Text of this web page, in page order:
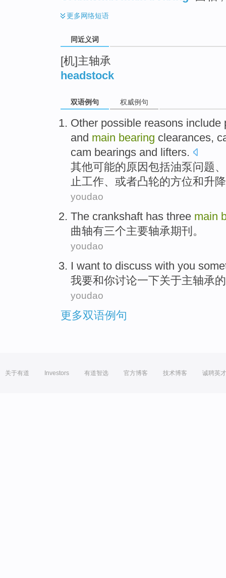
更多网络短语
同近义词
[机]主轴承
headstock
双语例句 权威例句
Other possible reasons include
and main bearing clearances,
cam bearings and lifters.
其他可能的原因包括油泵问题、
止工作、 或者凸轮的方位和升
youdao
The crankshaft has three main
曲轴有三个主要轴承期刊 。
youdao
I want to discuss with you
我要和你讨论一下关于主轴承
youdao
更多双语例句
关于有道 Investors 有道智选 官方博客 技术博客 诚聘英才